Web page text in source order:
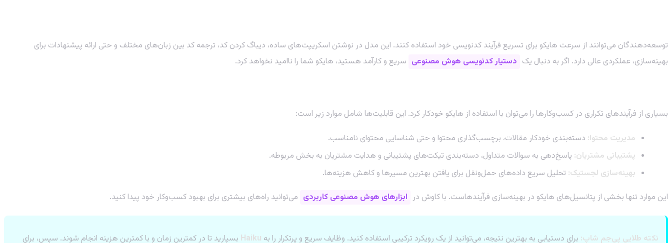
توسعه‌دهندگان می‌توانند از سرعت هایکو برای تسریع فرآیند کدنویسی خود استفاده کنند. این مدل در نوشتن اسکریپت‌های ساده، دیباگ کردن کد، ترجمه کد بین زبان‌های مختلف و حتی ارائه پیشنهادات برای
بهینه‌سازی، عملکردی عالی دارد. اگر به دنبال یک دستیار کدنویسی هوش مصنوعی سریع و کارآمد هستید، هایکو شما را ناامید نخواهد کرد.
بسیاری از فرآیندهای تکراری در کسب‌وکارها را می‌توان با استفاده از هایکو خودکار کرد. این قابلیت‌ها شامل موارد زیر است:
مدیریت محتوا: دسته‌بندی خودکار مقالات، برچسب‌گذاری محتوا و حتی شناسایی محتوای نامناسب.
پشتیبانی مشتریان: پاسخ‌دهی به سوالات متداول، دسته‌بندی تیکت‌های پشتیبانی و هدایت مشتریان به بخش مربوطه.
بهینه‌سازی لجستیک: تحلیل سریع داده‌های حمل‌ونقل برای یافتن بهترین مسیرها و کاهش هزینه‌ها.
این موارد تنها بخشی از پتانسیل‌های هایکو در بهینه‌سازی فرآیندهاست. با کاوش در ابزارهای هوش مصنوعی کاربردی می‌توانید راه‌های بیشتری برای بهبود کسب‌وکار خود پیدا کنید.
نکته طلایی پی‌جم شاپ: برای دستیابی به بهترین نتیجه، می‌توانید از یک رویکرد ترکیبی استفاده کنید. وظایف سریع و پرتکرار را به Haiku بسپارید تا در کمترین زمان و با کمترین هزینه انجام شوند. سپس، برای